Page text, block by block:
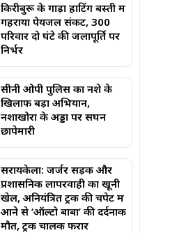
किरीबुरू के गाड़ा हाटिंग बस्ती में
गहराया पेयजल संकट, 300
परिवार दो घंटे की जलापूर्ति पर
निर्भर
सीनी ओपी पुलिस का नशे के
खिलाफ बड़ा अभियान,
नशाखोरों के अड्डों पर सघन
छापेमारी
सरायकेला: जर्जर सड़क और
प्रशासनिक लापरवाही का खूनी
खेल, अनियंत्रित ट्रक की चपेट में
आने से ‘ऑल्टो बाबा’ की दर्दनाक
मौत, ट्रक चालक फरार